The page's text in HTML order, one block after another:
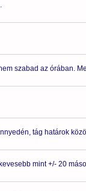
szabad az órában.
tág határok
mint +/- 20